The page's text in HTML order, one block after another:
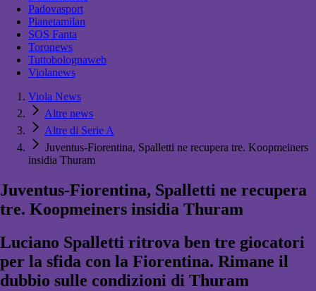
Padovasport
Pianetamilan
SOS Fanta
Toronews
Tuttobolognaweb
Violanews
Viola News
Altre news
Altre di Serie A
Juventus-Fiorentina, Spalletti ne recupera tre. Koopmeiners
insidia Thuram
Juventus-Fiorentina, Spalletti ne recupera
tre. Koopmeiners insidia Thuram
Luciano Spalletti ritrova ben tre giocatori
per la sfida con la Fiorentina. Rimane il
dubbio sulle condizioni di Thuram